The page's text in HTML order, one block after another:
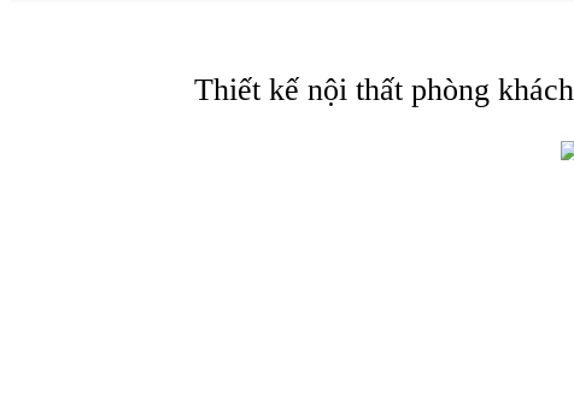
Thiết kế nội thất phòng